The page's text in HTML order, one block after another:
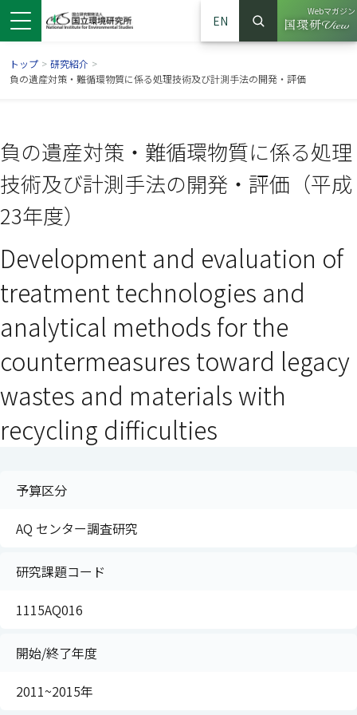
ドウで開きます）
ンドウで開きます）
ウインドウで開きます）
EN
サイト内検索
検索
Webマガジン
（別ウイ
トップ > 研究紹介 >
負の遺産対策・難循環物質に係る処理技術及び計測手法の開発・評価
負の遺産対策・難循環物質に係る処理
技術及び計測手法の開発・評価（平成
23年度）
Development and evaluation of
treatment technologies and
analytical methods for the
countermeasures toward legacy
wastes and materials with
recycling difficulties
予算区分
AQ センター調査研究
研究課題コード
1115AQ016
開始/終了年度
2011~2015年